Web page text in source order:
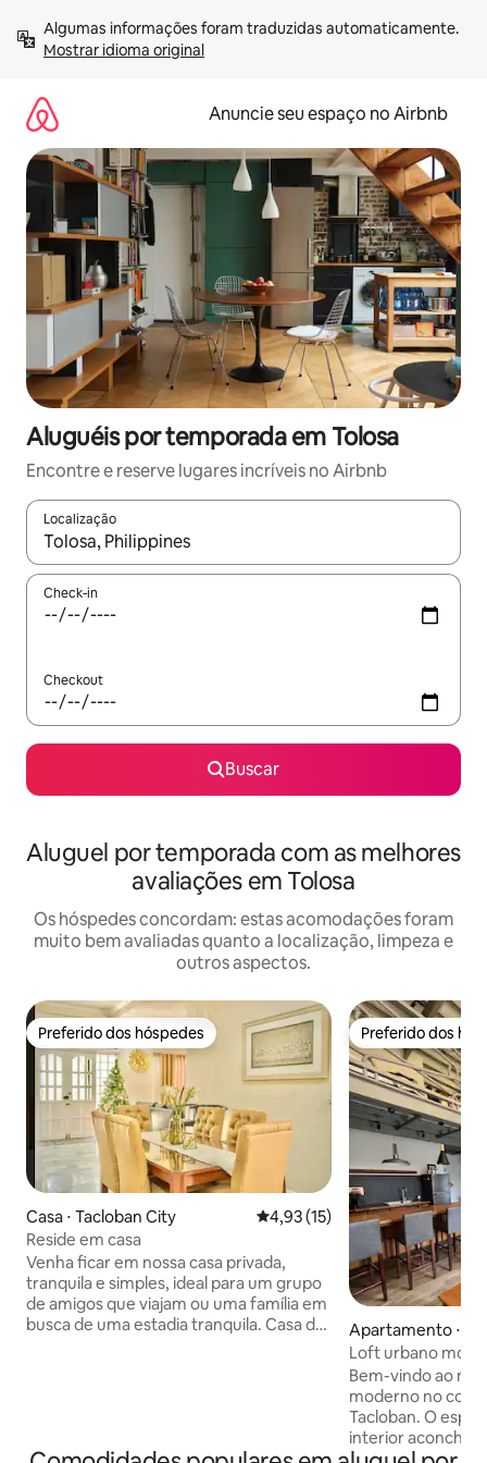
para
Mostrar idioma original
Anuncie seu espaço no Airbnb
Aluguéis por temporada em Tolosa
Encontre e reserve lugares incríveis no Airbnb
Localização
Quando os resultados estiverem disponíveis, explore-os
Check-in
Checkout
Buscar
Aluguel por temporada com as melhores
avaliações em Tolosa
Os hóspedes concordam: estas acomodações foram
muito bem avaliadas quanto a localização, limpeza e
outros aspectos.
Preferido dos hóspedes
Preferido dos hóspedes
Casa ⋅ Tacloban City 4,93 de uma avaliação média
4,93 (15)
Reside em casa
Venha ficar em nossa casa privada,
tranquila e simples, ideal para um grupo
de amigos que viajam ou uma família em
busca de uma estadia tranquila. Casa de
pérgula para área de estar ao ar livre
Preferido dos
Preferido dos
Apartamento ⋅
Loft urbano
cafeteria
Bem-vindo ao
moderno no
Tacloban. O
interior
cozinha